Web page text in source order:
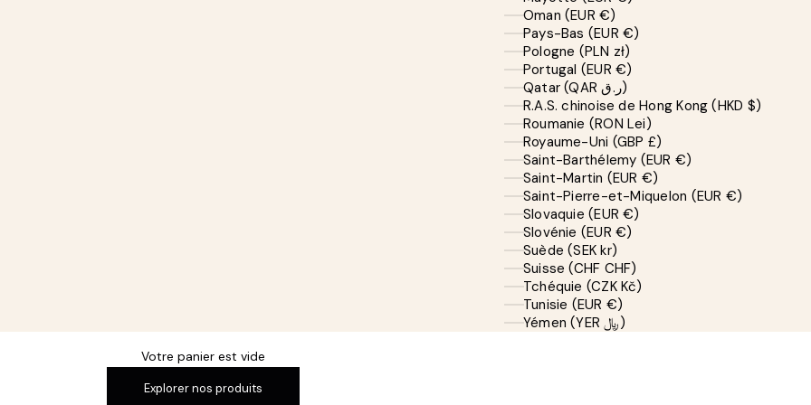
Oman (EUR €)
Pays-Bas (EUR €)
Pologne (PLN zł)
Portugal (EUR €)
Qatar (QAR ر.ق)
R.A.S. chinoise de Hong Kong (HKD $)
Roumanie (RON Lei)
Royaume-Uni (GBP £)
Saint-Barthélemy (EUR €)
Saint-Martin (EUR €)
Saint-Pierre-et-Miquelon (EUR €)
Slovaquie (EUR €)
Slovénie (EUR €)
Suède (SEK kr)
Suisse (CHF CHF)
Tchéquie (CZK Kč)
Tunisie (EUR €)
Yémen (YER ﷼)
Votre panier est vide
Explorer nos produits